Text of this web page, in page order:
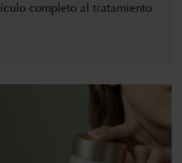
completo al tratamiento